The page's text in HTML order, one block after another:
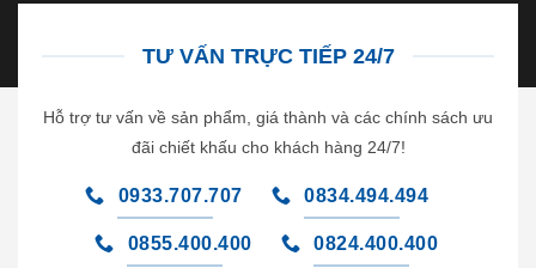
TƯ VẤN TRỰC TIẾP 24/7
Hỗ trợ tư vấn về sản phẩm, giá thành và các chính sách ưu
đãi chiết khấu cho khách hàng 24/7!
0933.707.707 0834.494.494
0855.400.400 0824.400.400